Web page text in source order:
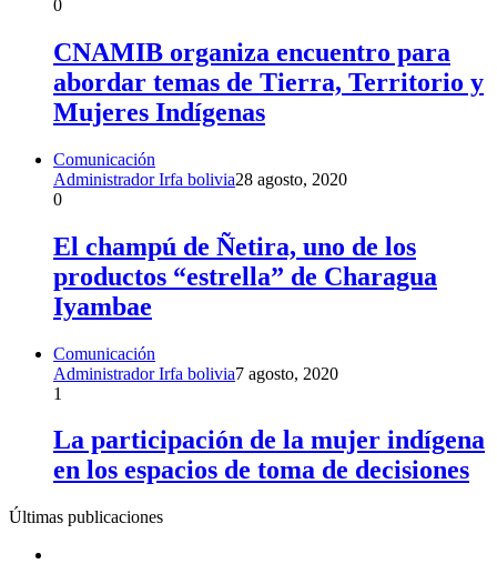
0
CNAMIB organiza encuentro para
abordar temas de Tierra, Territorio y
Mujeres Indígenas
Comunicación
Administrador Irfa bolivia28 agosto, 2020
0
El champú de Ñetira, uno de los
productos “estrella” de Charagua
Iyambae
Comunicación
Administrador Irfa bolivia7 agosto, 2020
1
La participación de la mujer indígena
en los espacios de toma de decisiones
Últimas publicaciones